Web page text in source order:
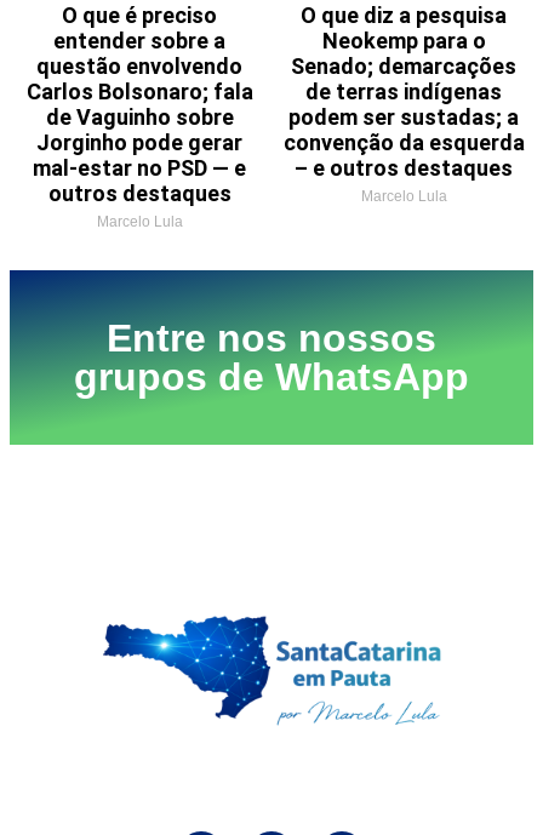
O que é preciso
entender sobre a
questão envolvendo
Carlos Bolsonaro; fala
de Vaguinho sobre
Jorginho pode gerar
mal-estar no PSD — e
outros destaques
Marcelo Lula
O que diz a pesquisa
Neokemp para o
Senado; demarcações
de terras indígenas
podem ser sustadas; a
convenção da esquerda
– e outros destaques
Marcelo Lula
Entre nos nossos
grupos de WhatsApp